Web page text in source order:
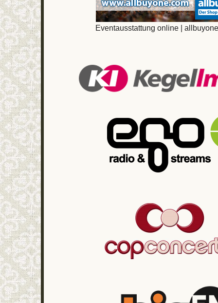
Eventausstattung online |